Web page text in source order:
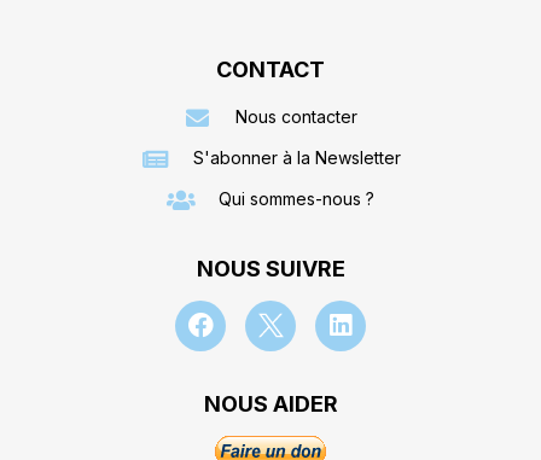
CONTACT
Nous contacter
S'abonner à la Newsletter
Qui sommes-nous ?
NOUS SUIVRE
NOUS AIDER